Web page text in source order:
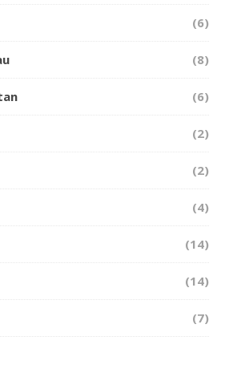
(6)
(8)
(6)
(2)
(2)
(4)
(14)
(14)
(7)